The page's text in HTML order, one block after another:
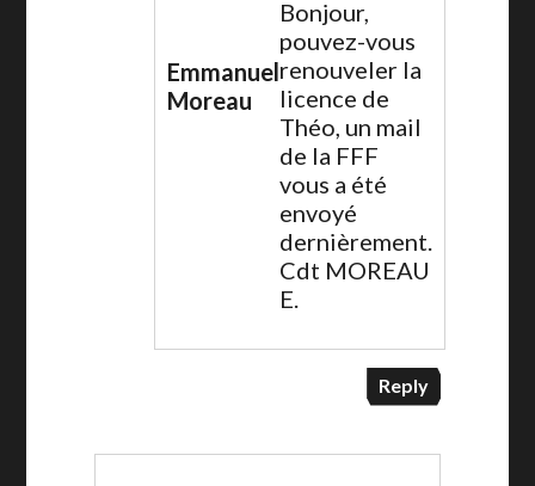
Emmanuel
Moreau
Bonjour,
pouvez-vous
renouveler la
licence de
Théo, un mail
de la FFF
vous a été
envoyé
dernièrement.
Cdt MOREAU
E.
Reply